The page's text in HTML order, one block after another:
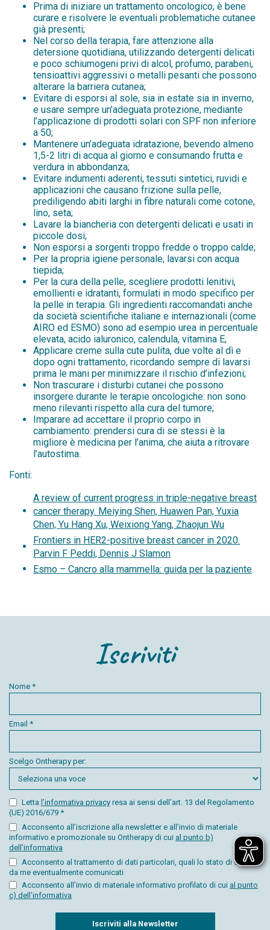
Prima di iniziare un trattamento oncologico, è bene
curare e risolvere le eventuali problematiche cutanee
già presenti;
Nel corso della terapia, fare attenzione alla
detersione quotidiana, utilizzando detergenti delicati
e poco schiumogeni privi di alcol, profumo, parabeni,
tensioattivi aggressivi o metalli pesanti che possono
alterare la barriera cutanea;
Evitare di esporsi al sole, sia in estate sia in inverno,
e usare sempre un’adeguata protezione, mediante
l’applicazione di prodotti solari con SPF non inferiore
a 50;
Mantenere un’adeguata idratazione, bevendo almeno
1,5-2 litri di acqua al giorno e consumando frutta e
verdura in abbondanza;
Evitare indumenti aderenti, tessuti sintetici, ruvidi e
applicazioni che causano frizione sulla pelle,
prediligendo abiti larghi in fibre naturali come cotone,
lino, seta;
Lavare la biancheria con detergenti delicati e usati in
piccole dosi;
Non esporsi a sorgenti troppo fredde o troppo calde;
Per la propria igiene personale, lavarsi con acqua
tiepida;
Per la cura della pelle, scegliere prodotti lenitivi,
emollienti e idratanti, formulati in modo specifico per
la pelle in terapia. Gli ingredienti raccomandati anche
da società scientifiche italiane e internazionali (come
AIRO ed ESMO) sono ad esempio urea in percentuale
elevata, acido ialuronico, calendula, vitamina E;
Applicare creme sulla cute pulita, due volte al dì e
dopo ogni trattamento, ricordando sempre di lavarsi
prima le mani per minimizzare il rischio d’infezioni;
Non trascurare i disturbi cutanei che possono
insorgere durante le terapie oncologiche: non sono
meno rilevanti rispetto alla cura del tumore;
Imparare ad accettare il proprio corpo in
cambiamento: prendersi cura di se stessi è la
migliore è medicina per l’anima, che aiuta a ritrovare
l’autostima.
Fonti:
A review of current progress in triple-negative breast
cancer therapy. Meiying Shen, Huawen Pan, Yuxia
Chen, Yu Hang Xu, Weixiong Yang, Zhaojun Wu
Frontiers in HER2-positive breast cancer in 2020.
Parvin F Peddi, Dennis J Slamon
Esmo – Cancro alla mammella: guida per la paziente
Iscriviti
Nome *
Email *
Scelgo Ontherapy per:
Letta l’informativa privacy resa ai sensi dell’art. 13 del Regolamento
(UE) 2016/679 *
Acconsento all’iscrizione alla newsletter e all’invio di materiale
informativo e promozionale su Ontherapy di cui al punto b)
dell’informativa
Acconsento al trattamento di dati particolari, quali lo stato di salute,
da me eventualmente comunicati
Acconsento all’invio di materiale informativo profilato di cui al punto
c) dell’informativa